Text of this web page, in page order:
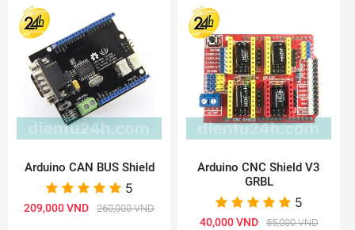
Arduino CAN BUS Shield
5
209,000 VND 260,000 VND
Arduino CNC Shield V3
GRBL
5
40,000 VND 55,000 VND